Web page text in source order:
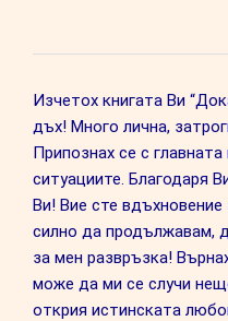
Изчетох книгата Ви
дъх! Много лична,
Припознах се с
ситуациите. Благодаря
Ви! Вие сте
силно да продължавам,
за мен развръзка!
може да ми се случи
открия истинската